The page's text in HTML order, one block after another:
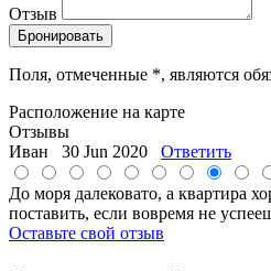
Отзыв
Поля, отмеченные *, являются
Расположение на карте
Отзывы
Иван 30 Jun 2020 Ответить
До моря далековато, а квартира
поставить, если вовремя не
Оставьте свой отзыв